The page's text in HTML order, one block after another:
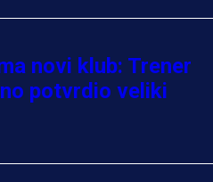
novi klub: Trener
potvrdio veliki